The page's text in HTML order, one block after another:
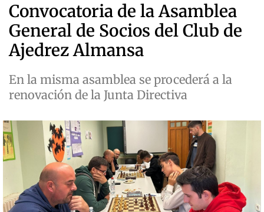
Convocatoria de la Asamblea
General de Socios del Club de
Ajedrez Almansa
En la misma asamblea se procederá a la
renovación de la Junta Directiva